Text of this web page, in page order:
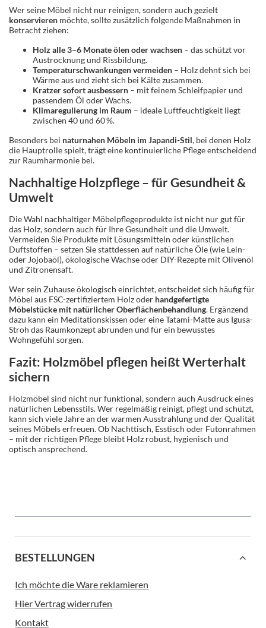
Wer seine Möbel nicht nur reinigen, sondern auch gezielt
konservieren möchte, sollte zusätzlich folgende Maßnahmen in
Betracht ziehen:
Holz alle 3–6 Monate ölen oder wachsen – das schützt vor
Austrocknung und Rissbildung.
Temperaturschwankungen vermeiden – Holz dehnt sich bei
Wärme aus und zieht sich bei Kälte zusammen.
Kratzer sofort ausbessern – mit feinem Schleifpapier und
passendem Öl oder Wachs.
Klimaregulierung im Raum – ideale Luftfeuchtigkeit liegt
zwischen 40 und 60 %.
Besonders bei naturnahen Möbeln im Japandi-Stil, bei denen Holz
die Hauptrolle spielt, trägt eine kontinuierliche Pflege entscheidend
zur Raumharmonie bei.
Nachhaltige Holzpflege – für Gesundheit &
Umwelt
Die Wahl nachhaltiger Möbelpflegeprodukte ist nicht nur gut für
das Holz, sondern auch für Ihre Gesundheit und die Umwelt.
Vermeiden Sie Produkte mit Lösungsmitteln oder künstlichen
Duftstoffen – setzen Sie stattdessen auf natürliche Öle (wie Lein-
oder Jojobaöl), ökologische Wachse oder DIY-Rezepte mit Olivenöl
und Zitronensaft.
Wer sein Zuhause ökologisch einrichtet, entscheidet sich häufig für
Möbel aus FSC-zertifiziertem Holz oder handgefertigte
Möbelstücke mit natürlicher Oberflächenbehandlung. Ergänzend
dazu kann ein Meditationskissen oder eine Tatami-Matte aus Igusa-
Stroh das Raumkonzept abrunden und für ein bewusstes
Wohngefühl sorgen.
Fazit: Holzmöbel pflegen heißt Werterhalt
sichern
Holzmöbel sind nicht nur funktional, sondern auch Ausdruck eines
natürlichen Lebensstils. Wer regelmäßig reinigt, pflegt und schützt,
kann sich viele Jahre an der warmen Ausstrahlung und der Qualität
seines Möbels erfreuen. Ob Nachttisch, Esstisch oder Futonrahmen
– mit der richtigen Pflege bleibt Holz robust, hygienisch und
optisch ansprechend.
BESTELLUNGEN
Ich möchte die Ware reklamieren
Hier Vertrag widerrufen
Kontakt